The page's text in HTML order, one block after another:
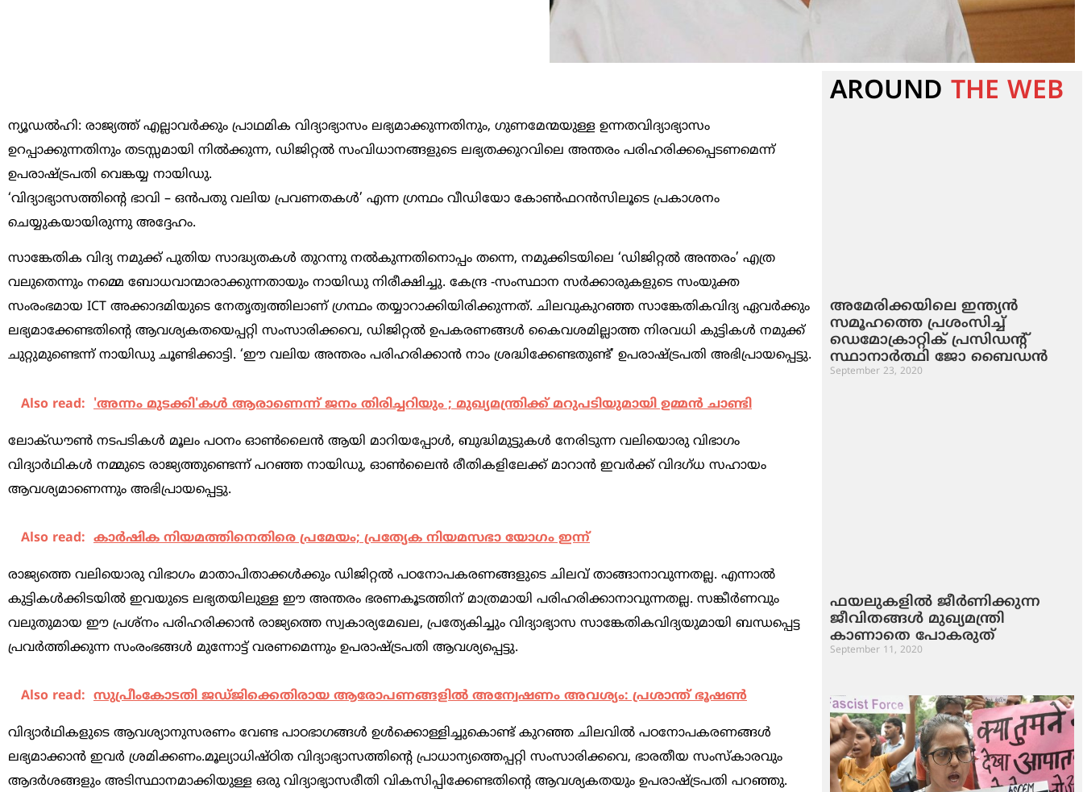
ന്യൂഡല്‍ഹി: രാജ്യത്ത് എല്ലാവര്‍ക്കും പ്രാഥമിക വിദ്യാഭ്യാസം ലഭ്യമാക്കുന്നതിനും, ഗുണമേന്മയുള്ള ഉന്നതവിദ്യാഭ്യാസം
ഉറപ്പാക്കുന്നതിനും തടസ്സമായി നില്‍ക്കുന്ന, ഡിജിറ്റല്‍ സംവിധാനങ്ങളുടെ ലഭ്യതക്കുറവിലെ അന്തരം പരിഹരിക്കപ്പെടണമെന്ന്
ഉപരാഷ്ട്രപതി വെങ്കയ്യ നായിഡു.
‘വിദ്യാഭ്യാസത്തിന്റെ ഭാവി – ഒന്‍പതു വലിയ പ്രവണതകള്‍’ എന്ന ഗ്രന്ഥം വീഡിയോ കോണ്‍ഫറന്‍സിലൂടെ പ്രകാശനം
ചെയ്യുകയായിരുന്നു അദ്ദേഹം.
സാങ്കേതിക വിദ്യ നമുക്ക് പുതിയ സാദ്ധ്യതകള്‍ തുറന്നു നല്‍കുന്നതിനൊപ്പം തന്നെ, നമുക്കിടയിലെ ‘ഡിജിറ്റല്‍ അന്തരം’ എത്ര
വലുതെന്നും നമ്മെ ബോധവാന്മാരാക്കുന്നതായും നായിഡു നിരീക്ഷിച്ചു. കേന്ദ്ര -സംസ്ഥാന സര്‍ക്കാരുകളുടെ സംയുക്ത
സംരംഭമായ ICT അക്കാദമിയുടെ നേതൃത്വത്തിലാണ് ഗ്രന്ഥം തയ്യാറാക്കിയിരിക്കുന്നത്. ചിലവുകുറഞ്ഞ സാങ്കേതികവിദ്യ ഏവര്‍ക്കും
ലഭ്യമാക്കേണ്ടതിന്‍റെ ആവശ്യകതയെപ്പറ്റി സംസാരിക്കവെ, ഡിജിറ്റല്‍ ഉപകരണങ്ങള്‍ കൈവശമില്ലാത്ത നിരവധി കുട്ടികള്‍ നമുക്ക്
ചുറ്റുമുണ്ടെന്ന് നായിഡു ചൂണ്ടിക്കാട്ടി. ‘ഈ വലിയ അന്തരം പരിഹരിക്കാന്‍ നാം ശ്രദ്ധിക്കേണ്ടതുണ്ട്’ ഉപരാഷ്ട്രപതി അഭിപ്രായപ്പെട്ടു.
Also read: 'അന്നം മുടക്കി'കള്‍ ആരാണെന്ന് ജനം തിരിച്ചറിയും ; മുഖ്യമന്ത്രിക്ക് മറുപടിയുമായി ഉമ്മന്‍ ചാണ്ടി
ലോക്ഡൗണ്‍ നടപടികള്‍ മൂലം പഠനം ഓണ്‍ലൈന്‍ ആയി മാറിയപ്പോള്‍, ബുദ്ധിമുട്ടുകള്‍ നേരിടുന്ന വലിയൊരു വിഭാഗം
വിദ്യാര്‍ഥികള്‍ നമ്മുടെ രാജ്യത്തുണ്ടെന്ന് പറഞ്ഞ നായിഡു, ഓണ്‍ലൈന്‍ രീതികളിലേക്ക് മാറാന്‍ ഇവര്‍ക്ക് വിദഗ്ധ സഹായം
ആവശ്യമാണെന്നും അഭിപ്രായപ്പെട്ടു.
Also read: കാര്‍ഷിക നിയമത്തിനെതിരെ പ്രമേയം; പ്രത്യേക നിയമസഭാ യോഗം ഇന്ന്
രാജ്യത്തെ വലിയൊരു വിഭാഗം മാതാപിതാക്കള്‍ക്കും ഡിജിറ്റല്‍ പഠനോപകരണങ്ങളുടെ ചിലവ് താങ്ങാനാവുന്നതല്ല. എന്നാല്‍
കുട്ടികള്‍ക്കിടയില്‍ ഇവയുടെ ലഭ്യതയിലുള്ള ഈ അന്തരം ഭരണകൂടത്തിന് മാത്രമായി പരിഹരിക്കാനാവുന്നതല്ല. സങ്കീര്‍ണവും
വലുതുമായ ഈ പ്രശ്‌നം പരിഹരിക്കാന്‍ രാജ്യത്തെ സ്വകാര്യമേഖല, പ്രത്യേകിച്ചും വിദ്യാഭ്യാസ സാങ്കേതികവിദ്യയുമായി ബന്ധപ്പെട്ട
പ്രവര്‍ത്തിക്കുന്ന സംരംഭങ്ങള്‍ മുന്നോട്ട് വരണമെന്നും ഉപരാഷ്ട്രപതി ആവശ്യപ്പെട്ടു.
Also read: സുപ്രീംകോടതി ജഡ്ജിക്കെതിരായ ആരോപണങ്ങളില്‍ അന്വേഷണം അവശ്യം: പ്രശാന്ത് ഭൂഷണ്‍
വിദ്യാര്‍ഥികളുടെ ആവശ്യാനുസരണം വേണ്ട പാഠഭാഗങ്ങള്‍ ഉള്‍ക്കൊള്ളിച്ചുകൊണ്ട് കുറഞ്ഞ ചിലവില്‍ പഠനോപകരണങ്ങള്‍
ലഭ്യമാക്കാന്‍ ഇവര്‍ ശ്രമിക്കണം.മൂല്യാധിഷ്ഠിത വിദ്യാഭ്യാസത്തിന്‍റെ പ്രാധാന്യത്തെപ്പറ്റി സംസാരിക്കവെ, ഭാരതീയ സംസ്‌കാരവും
ആദര്‍ശങ്ങളും അടിസ്ഥാനമാക്കിയുള്ള ഒരു വിദ്യാഭ്യാസരീതി വികസിപ്പിക്കേണ്ടതിന്‍റെ ആവശ്യകതയും ഉപരാഷ്ട്രപതി പറഞ്ഞു.
AROUND THE WEB
അമേരിക്കയിലെ ഇന്ത്യന്‍
സമൂഹത്തെ പ്രശംസിച്ച്
ഡെമോക്രാറ്റിക് പ്രസിഡന്റ്
സ്ഥാനാര്‍ത്ഥി ജോ ബൈഡന്‍
September 23, 2020
ഫയലുകളില്‍ ജീര്‍ണിക്കുന്ന
ജീവിതങ്ങള്‍ മുഖ്യമന്ത്രി
കാണാതെ പോകരുത്‌
September 11, 2020